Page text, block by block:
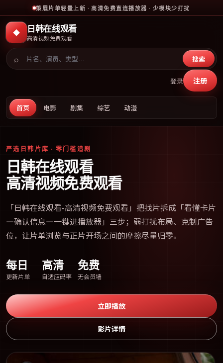
策展片单轻量上新 · 高清免费直连播放器 · 少模块少打扰
◆ 日韩在线观看
高清视频免费观看
首页 电影 剧集 综艺 动漫
⌕ 搜索
登录 注册
严选日韩片库 · 零门槛追剧
日韩在线观看
高清视频免费观看
「日韩在线观看-高清视频免费观看 」把找片拆成「看懂卡片
—确认信息—一键进播放器」三步；弱打扰布局、克制广告
位，让片单浏览与正片开场之间的摩擦尽量归零。
每日
更新片单
高清
自适应码率
免费
无会员墙
立即播放
影片详情